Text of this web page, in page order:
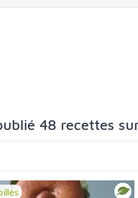
48 recettes